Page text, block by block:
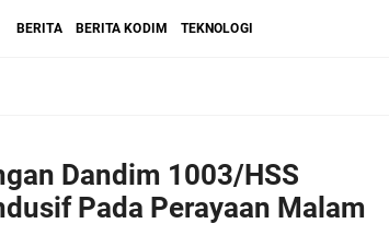
BERITA BERITA KODIM TEKNOLOGI
Dandim 1003/HSS
Pada Perayaan Malam